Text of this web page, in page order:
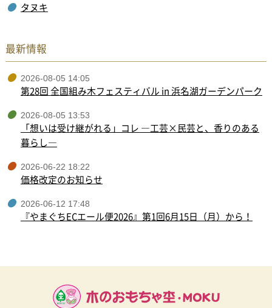
タヌキ
最新情報
2026-08-05 14:05
第28回 全国組み木フェスティバル in 浜名湖ガーデンパーク
2026-08-05 13:53
「想いは受け継がれる」コレ ―工芸×民芸と、香りのある
暮らし―
2026-06-22 18:22
価格改定のお知らせ
2026-06-12 17:48
『やまぐちECエール便2026』第1回6月15日（月）から！